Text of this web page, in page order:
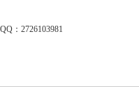
QQ：2726103981